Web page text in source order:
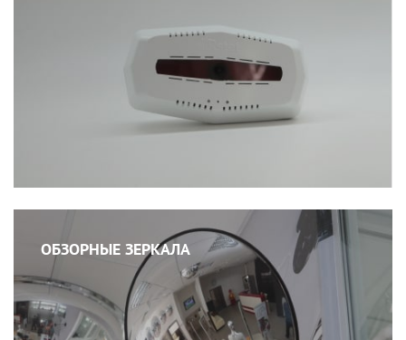
ОБЗОРНЫЕ ЗЕРКАЛА